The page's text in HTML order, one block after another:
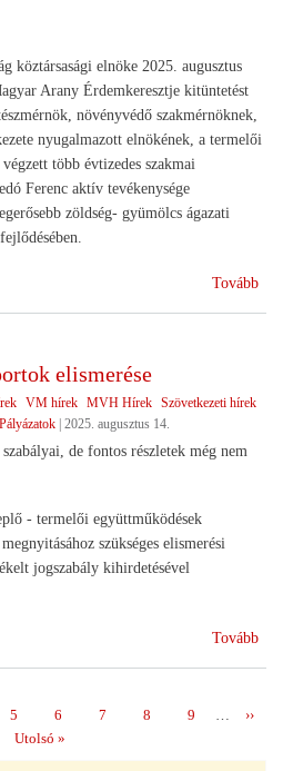
köztársasági elnöke 2025. augusztus
Arany Érdemkeresztje kitüntetést
növényvédő szakmérnöknek,
nyugalmazott elnökének, a termelői
több évtizedes szakmai
Ferenc aktív tevékenysége
zöldség- gyümölcs ágazati
Tovább
elismerése
VM hírek MVH Hírek Szövetkezeti hírek
Pályázatok 2025. augusztus 14.
de fontos részletek még nem
- termelői együttműködések
szükséges elismerési
jogszabály kihirdetésével
Tovább
Page
5 Page
6 Page
7 Page
8 Page
9
››
Utolsó
oldal
Utolsó »